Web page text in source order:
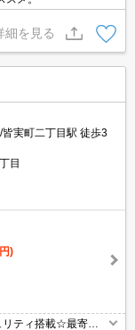
細を見る
実町二丁目駅 徒歩3
目
)
ティ搭載☆最寄り